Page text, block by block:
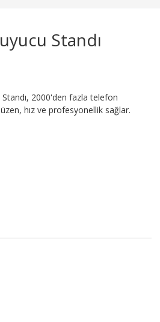
Standı
2000'den fazla telefon
hız ve profesyonellik sağlar.